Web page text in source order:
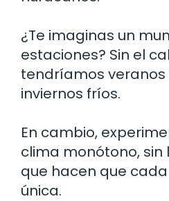
¿Te imaginas un
estaciones? Sin el
tendríamos veranos
inviernos fríos.
En cambio,
clima monótono, sin
que hacen que
única.